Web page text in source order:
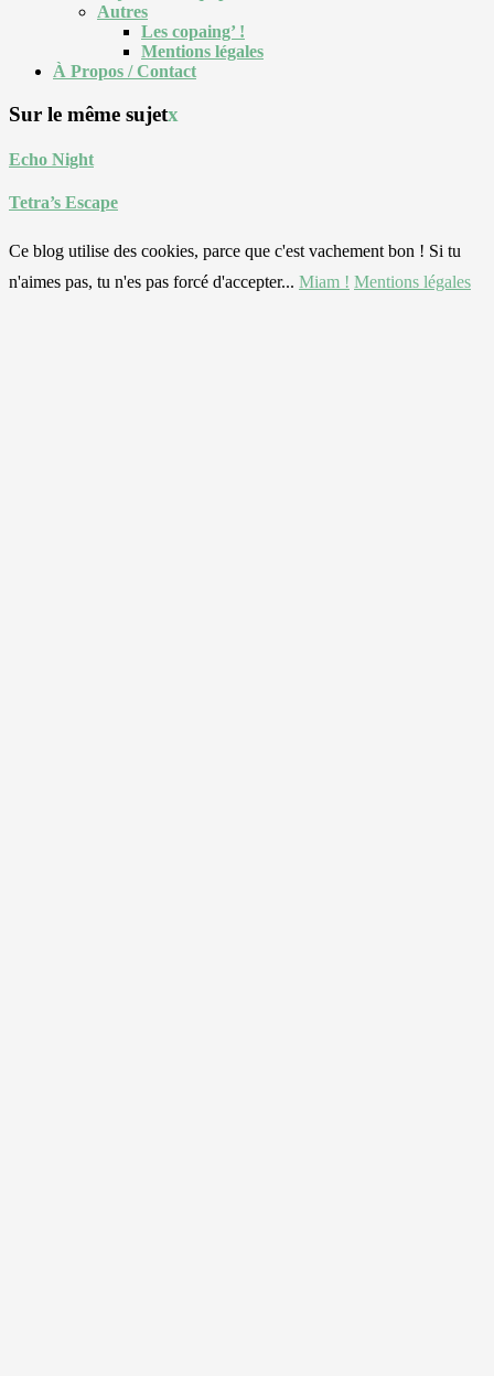
Autres
Les copaing’ !
Mentions légales
À Propos / Contact
Sur le même sujetx
Echo Night
Tetra’s Escape
Ce blog utilise des cookies, parce que c'est vachement bon ! Si tu
n'aimes pas, tu n'es pas forcé d'accepter... Miam ! Mentions légales